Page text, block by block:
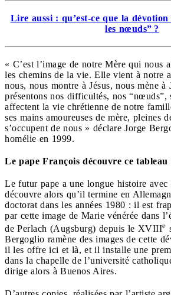
Lire aussi : qu’est-ce que la
les nœuds” ?
« C’est l’image de notre Mère qui nous
les chemins de la vie. Elle vient à notre
nous, nous montre à Jésus, nous mène à
présentons nos difficultés, nos “nœuds”,
affectent la vie chrétienne de notre
ses mains amoureuses de mère, pleines
s’occupent de nous » déclare Jorge
homélie en 1999.
Le pape François découvre ce tableau
Le futur pape a une longue histoire avec
découvre alors qu’il termine en
doctorat dans les années 1980 : il est
par cette image de Marie vénérée dans
de Perlach (Augsburg) depuis le XVIIIe
Bergoglio ramène des images de cette
il les offre ici et là, et il installe une
dans la chapelle de l’université
dirige alors à Buenos Aires.